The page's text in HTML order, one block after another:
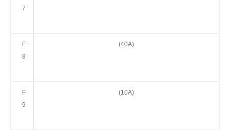
7
F
8
(40А)
F
9
(10А)